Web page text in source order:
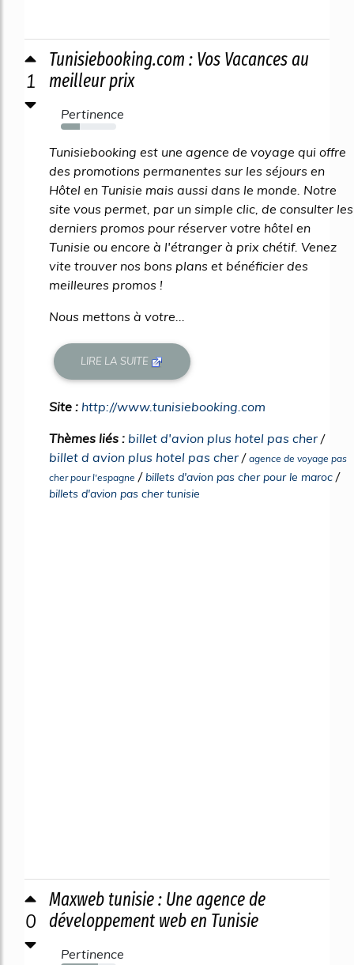
1
Tunisiebooking.com : Vos Vacances au
meilleur prix
Pertinence
34%
Tunisiebooking est une agence de voyage qui offre
des promotions permanentes sur les séjours en
Hôtel en Tunisie mais aussi dans le monde. Notre
site vous permet, par un simple clic, de consulter les
derniers promos pour réserver votre hôtel en
Tunisie ou encore à l'étranger à prix chétif. Venez
vite trouver nos bons plans et bénéficier des
meilleures promos !
Nous mettons à votre...
LIRE LA SUITE
Site : http://www.tunisiebooking.com
Thèmes liés : billet d'avion plus hotel pas cher /
billet d avion plus hotel pas cher / agence de voyage pas
cher pour l'espagne /billets d'avion pas cher pour le maroc /
billets d'avion pas cher tunisie
0
Maxweb tunisie : Une agence de
développement web en Tunisie
Pertinence